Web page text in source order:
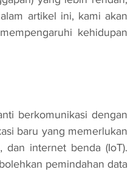
artikel ini, kami akan
kehidupan
baru yang memerlukan
dan internet benda (IoT).
pemindahan data